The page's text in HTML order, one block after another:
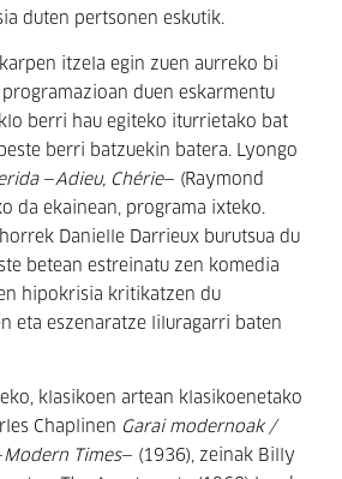
duten pertsonen eskutik.
itzela egin zuen aurreko bi
duen eskarmentu
berri hau egiteko iturrietako bat
berri batzuekin batera. Lyongo
—Adieu, Chérie— (Raymond
da ekainean, programa ixteko.
Danielle Darrieux burutsua du
betean estreinatu zen komedia
hipokrisia kritikatzen du
eta eszenaratze liluragarri baten
klasikoen artean klasikoenetako
Chaplinen Garai modernoak /
Modern Times— (1936), zeinak Billy